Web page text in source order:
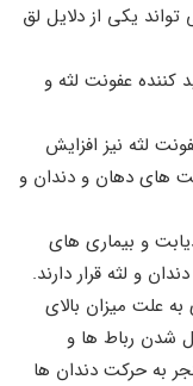
یکی از دلایل لق
کننده عفونت لثه و
لثه نیز افزایش
های دهان و دندان و
و بیماری های
و لثه قرار دارند.
به علت میزان بالای
شدن رباط‌ ها و
به حرکت دندان‌ ها